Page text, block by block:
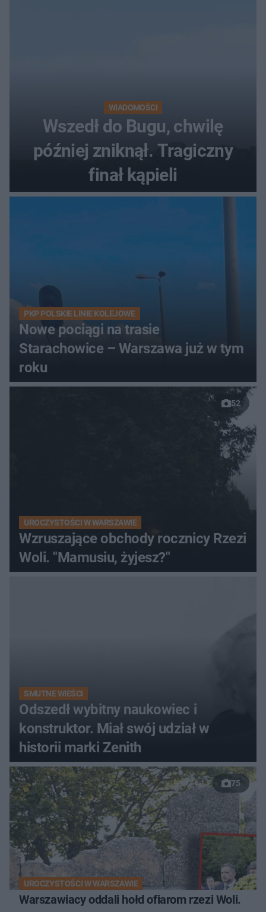
WIADOMOŚCI
Wszedł do Bugu, chwilę
później zniknął. Tragiczny
finał kąpieli
PKP POLSKIE LINIE KOLEJOWE
Nowe pociągi na trasie
Starachowice – Warszawa już w tym
roku
52
UROCZYSTOŚCI W WARSZAWIE
Wzruszające obchody rocznicy Rzezi
Woli. "Mamusiu, żyjesz?"
SMUTNE WIEŚCI
Odszedł wybitny naukowiec i
konstruktor. Miał swój udział w
historii marki Zenith
75
UROCZYSTOŚCI W WARSZAWIE
Warszawiacy oddali hołd ofiarom rzezi Woli.